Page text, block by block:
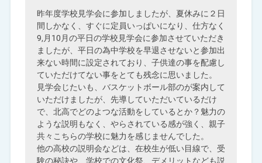
昨年度学校見学会に参加しましたが、夏休みに２日
間しかなく、すぐに定員いっぱいになり、仕方なく
9,月10月の平日の学校見学会に参加させていただき
ましたが、平日の為中学校を早退させないと参加出
来ない時間に設定されており、子供達の事を配慮し
ていただけてない事をとても残念に思いました。
見学会じたいも、バスケットボール部のが案内して
いただけましたが、先導していただいているだけ
で、北高でどのよつな活動をしているとか？魅力の
ような説明もなく、やらされている感が強く、親子
共々こちらの学校に魅力を感じませんでした。
他の高校の説明会などは、在校生が低い目線で、受
験の秘訣や、学校での文化祭、デメリットなども説